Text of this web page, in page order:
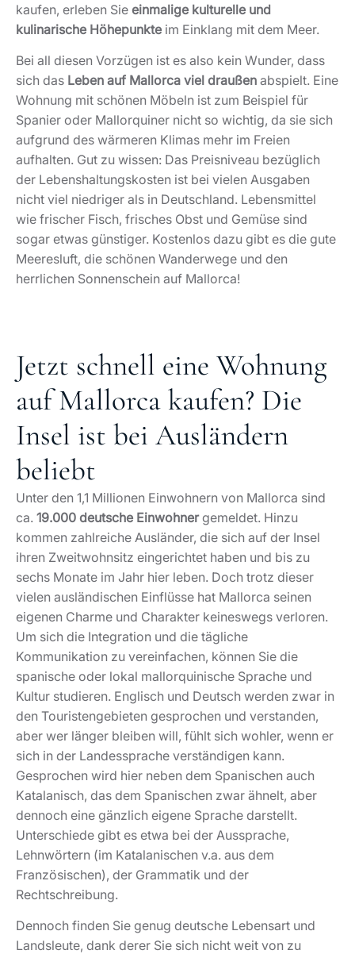
kaufen, erleben Sie einmalige kulturelle und
kulinarische Höhepunkte im Einklang mit dem Meer.
Bei all diesen Vorzügen ist es also kein Wunder, dass
sich das Leben auf Mallorca viel draußen abspielt. Eine
Wohnung mit schönen Möbeln ist zum Beispiel für
Spanier oder Mallorquiner nicht so wichtig, da sie sich
aufgrund des wärmeren Klimas mehr im Freien
aufhalten. Gut zu wissen: Das Preisniveau bezüglich
der Lebenshaltungskosten ist bei vielen Ausgaben
nicht viel niedriger als in Deutschland. Lebensmittel
wie frischer Fisch, frisches Obst und Gemüse sind
sogar etwas günstiger. Kostenlos dazu gibt es die gute
Meeresluft, die schönen Wanderwege und den
herrlichen Sonnenschein auf Mallorca!
Jetzt schnell eine Wohnung
auf Mallorca kaufen? Die
Insel ist bei Ausländern
beliebt
Unter den 1,1 Millionen Einwohnern von Mallorca sind
ca. 19.000 deutsche Einwohnergemeldet. Hinzu
kommen zahlreiche Ausländer, die sich auf der Insel
ihren Zweitwohnsitz eingerichtet haben und bis zu
sechs Monate im Jahr hier leben. Doch trotz dieser
vielen ausländischen Einflüsse hat Mallorca seinen
eigenen Charme und Charakter keineswegs verloren.
Um sich die Integration und die tägliche
Kommunikation zu vereinfachen, können Sie die
spanische oder lokal mallorquinische Sprache und
Kultur studieren. Englisch und Deutsch werden zwar in
den Touristengebieten gesprochen und verstanden,
aber wer länger bleiben will, fühlt sich wohler, wenn er
sich in der Landessprache verständigen kann.
Gesprochen wird hier neben dem Spanischen auch
Katalanisch, das dem Spanischen zwar ähnelt, aber
dennoch eine gänzlich eigene Sprache darstellt.
Unterschiede gibt es etwa bei der Aussprache,
Lehnwörtern (im Katalanischen v.a. aus dem
Französischen), der Grammatik und der
Rechtschreibung.
Dennoch finden Sie genug deutsche Lebensart und
Landsleute, dank derer Sie sich nicht weit von zu